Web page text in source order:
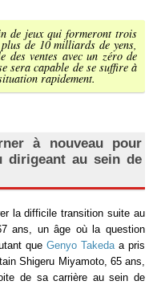
de jeux qui formeront trois
de 10 milliards de yens,
des ventes avec un zéro de
sera capable de se suffire à
rapidement.
à nouveau pour
dirigeant au sein de
la difficile transition suite au
ans, un âge où la question
que Genyo Takeda a pris
Shigeru Miyamoto, 65 ans,
de sa carrière au sein de